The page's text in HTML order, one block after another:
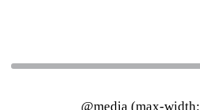
@media (max-